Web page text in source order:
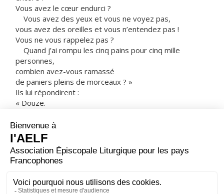
Vous avez le cœur endurci ?
Vous avez des yeux et vous ne voyez pas,
vous avez des oreilles et vous n’entendez pas !
Vous ne vous rappelez pas ?
Quand j’ai rompu les cinq pains pour cinq mille
personnes,
combien avez-vous ramassé
de paniers pleins de morceaux ? »
Ils lui répondirent :
« Douze.
combien avez-vous rempli de corbeilles
en ramassant les morceaux ? »
Ils lui répondirent :
« Sept. »
Il leur disait :
« Vous ne comprenez pas encore ? »
– Acclamons la Parole de Dieu.